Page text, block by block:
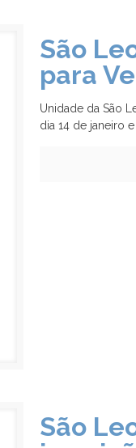
São
para
Unidade da São
dia 14 de janeiro
São